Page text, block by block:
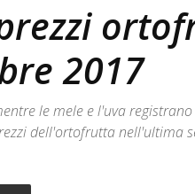
2017
le mele e l'uva
dell'ortofrutta nell'ultima